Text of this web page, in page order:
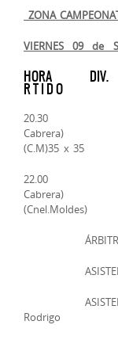
ZONA
VIERNES 09 de
HORA
R T I D O
20.30 3ª
Cabrera)
(C.M)35 x 35
22.00 1ª
Cabrera)
(Cnel.Moldes)
ÁRBITRO
ASISTENTE
Rodrigo